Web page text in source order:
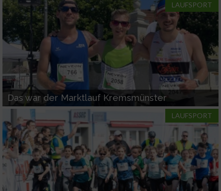
LAUFSPORT
Das war der Marktlauf Kremsmünster
LAUFSPORT